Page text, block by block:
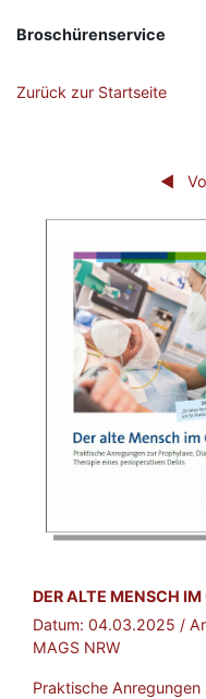
Broschürenservice
Zurück zur Startseite
BROSCHÜRE:
DER ALTE MENSCH IM
Datum: 04.03.2025 /
MAGS NRW
Praktische